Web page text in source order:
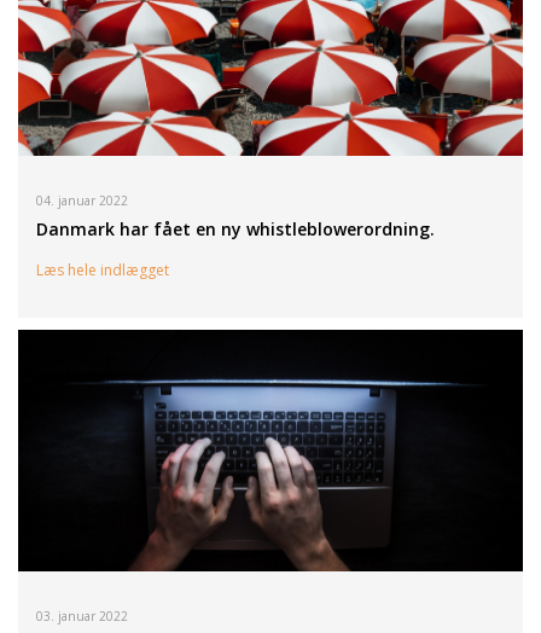
04. januar 2022
Danmark har fået en ny whistleblowerordning.
Læs hele indlægget
03. januar 2022